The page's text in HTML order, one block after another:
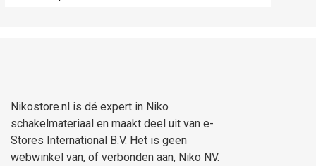
Nikostore.nl is dé expert in Niko
schakelmateriaal en maakt deel uit van e-
Stores International B.V. Het is geen
webwinkel van, of verbonden aan, Niko NV.